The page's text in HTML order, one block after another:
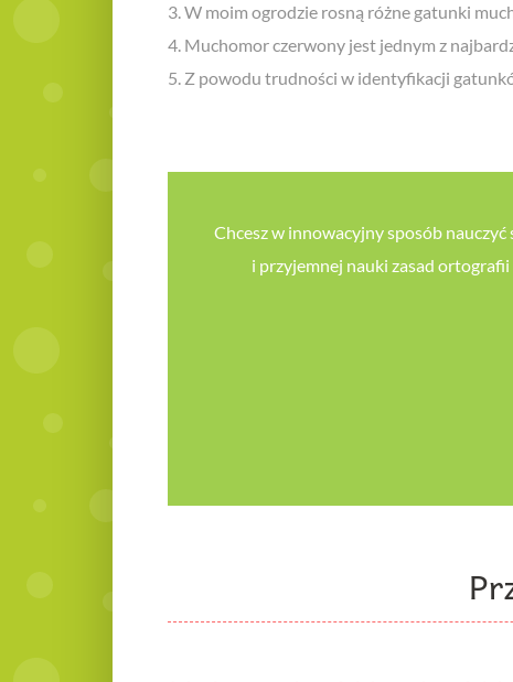
3. W moim ogrodzie rosną różne gatunki
4. Muchomor czerwony jest jednym z
5. Z powodu trudności w identyfikacji
Chcesz w innowacyjny sposób
i przyjemnej nauki zasad